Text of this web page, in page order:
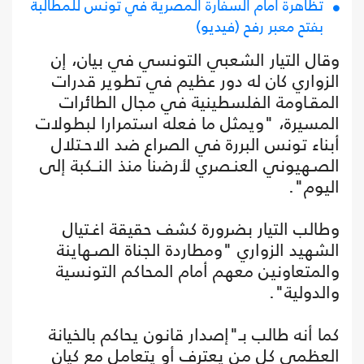
تظاهرة أمام السفارة المصرية في تونس للمطالبة
بفتح معبر رفح (فيديو)
وقال التيار الشعبي التونسي في بيان، إن
الزواري كان له دور عظيم في تطوير قدرات
المقـاومة الفلسطينية في مجال الطائرات
المسيرة، "ويمثل ما فعله استمرارا لبطولات
أبناء تونس البررة في الصراع ضد الاحـتلال
الصـهيوني العنـصري لأرضنا منذ النــكبة إلى
اليوم".
وطالب التيار بضرورة كشف حقيقة اغـتيال
الشهيد الزواري "ومطاردة الجناة الصـهاينة
والمتعاونين معهم أمام المحاكم التونسية
والدولية".
كما أنه طالب بـ"إصدار قانون يحاكم بالخيانة
العظمى كل من يعترف أو يتعامل مع كيان